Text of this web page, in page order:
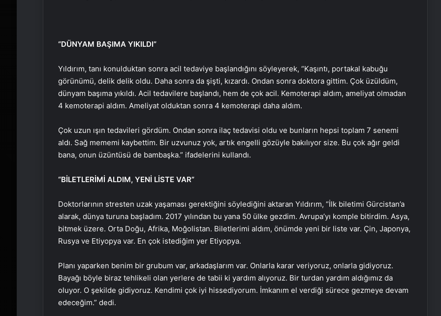
“DÜNYAM BAŞIMA YIKILDI”
Yıldırım, tanı konulduktan sonra acil tedaviye başlandığını söyleyerek, “Kaşıntı, portakal kabuğu
görünümü, delik delik oldu. Daha sonra da şişti, kızardı. Ondan sonra doktora gittim. Çok üzüldüm,
dünyam başıma yıkıldı. Acil tedavilere başlandı, hem de çok acil. Kemoterapi aldım, ameliyat olmadan
4 kemoterapi aldım. Ameliyat olduktan sonra 4 kemoterapi daha aldım.
Çok uzun ışın tedavileri gördüm. Ondan sonra ilaç tedavisi oldu ve bunların hepsi toplam 7 senemi
aldı. Sağ mememi kaybettim. Bir uzvunuz yok, artık engelli gözüyle bakılıyor size. Bu çok ağır geldi
bana, onun üzüntüsü de bambaşka.” ifadelerini kullandı.
“BİLETLERİMİ ALDIM, YENİ LİSTE VAR”
Doktorlarının stresten uzak yaşaması gerektiğini söylediğini aktaran Yıldırım, “İlk biletimi Gürcistan’a
alarak, dünya turuna başladım. 2017 yılından bu yana 50 ülke gezdim. Avrupa’yı komple bitirdim. Asya,
bitmek üzere. Orta Doğu, Afrika, Moğolistan. Biletlerimi aldım, önümde yeni bir liste var. Çin, Japonya,
Rusya ve Etiyopya var. En çok istediğim yer Etiyopya.
Planı yaparken benim bir grubum var, arkadaşlarım var. Onlarla karar veriyoruz, onlarla gidiyoruz.
Bayağı böyle biraz tehlikeli olan yerlere de tabii ki yardım alıyoruz. Bir turdan yardım aldığımız da
oluyor. O şekilde gidiyoruz. Kendimi çok iyi hissediyorum. İmkanım el verdiği sürece gezmeye devam
edeceğim.” dedi.
Psikoloji dizisinden yeni kitap:
Kendine Ait Bir Yuva